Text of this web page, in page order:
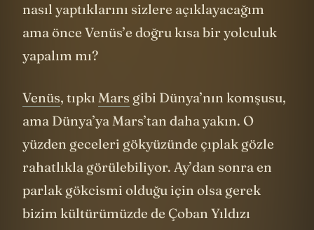
nasıl yaptıklarını sizlere açıklayacağım
ama önce Venüs’e doğru kısa bir yolculuk
yapalım mı?
Venüs, tıpkı Mars gibi Dünya’nın komşusu,
ama Dünya’ya Mars’tan daha yakın. O
yüzden geceleri gökyüzünde çıplak gözle
rahatlıkla görülebiliyor. Ay’dan sonra en
parlak gökcismi olduğu için olsa gerek
bizim kültürümüzde de Çoban Yıldızı